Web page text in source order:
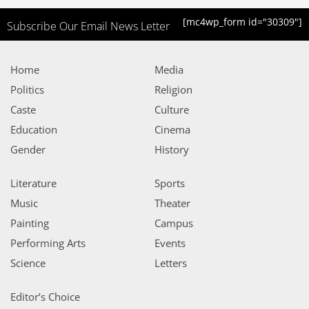
Subscribe Our Email News Letter [mc4wp_form id="30309"]
Home
Politics
Caste
Education
Gender
Media
Religion
Culture
Cinema
History
Literature
Music
Painting
Performing Arts
Science
Sports
Theater
Campus
Events
Letters
Editor’s Choice